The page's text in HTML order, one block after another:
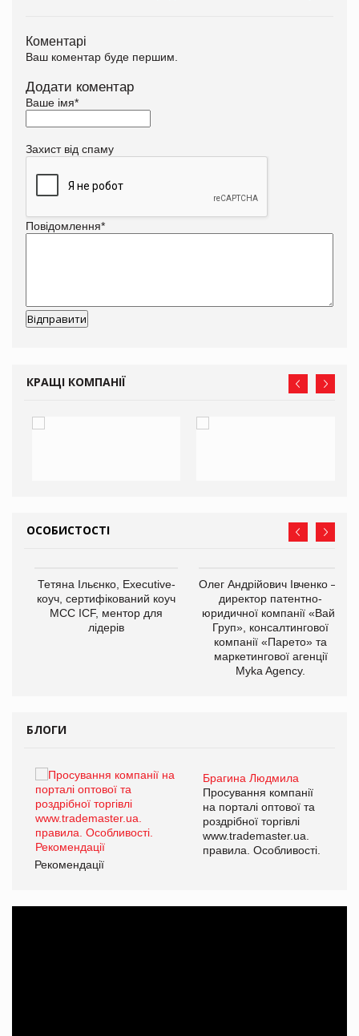
Коментарі
Ваш коментар буде першим.
Додати коментар
Ваше імя*
Захист від спаму
Повідомлення*
КРАЩІ КОМПАНІЇ
ОСОБИСТОСТІ
Тетяна Ільєнко, Executive-
коуч, сертифікований коуч
МСС ICF, ментор для
лідерів
Олег Андрійович Івченко —
директор патентно-
юридичної компанії «Вайз
Груп», консалтингової
компанії «Парето» та
маркетингової агенції
Myka Agency.
БЛОГИ
Брагина Людмила
Просування компанії
на порталі оптової та
роздрібної торгівлі
www.trademaster.ua.
правила. Особливості.
Рекомендації